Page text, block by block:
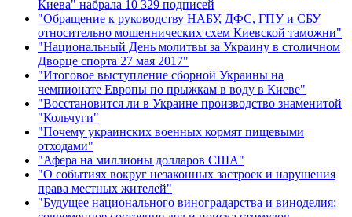
Киева" набрала 10 329 подписей
"Обращение к руководству НАБУ, ДФС, ГПУ и СБУ
относительно мошеннических схем Киевской таможни"
"Национальный День молитвы за Украину в столичном
Дворце спорта 27 мая 2017"
"Итоговое выступление сборной Украины на
чемпионате Европы по прыжкам в воду в Киеве"
"Восстановится ли в Украине производство знаменитой
"Кольчуги"
"Почему украинских военных кормят пищевыми
отходами"
"Афера на миллионы долларов США"
"О событиях вокруг незаконных застроек и нарушения
права местных жителей"
"Будущее национального виноградарства и виноделия: